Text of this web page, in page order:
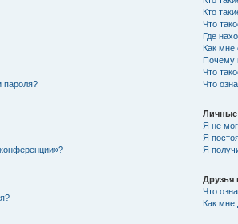
пароля?
Кто
Что
Где
Как мне
Почему
Что
Что
Я не
Я
Я
Друзья
Что
Как мне